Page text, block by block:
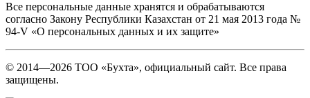
Все персональные данные хранятся и обрабатываются
согласно Закону Республики Казахстан от 21 мая 2013 года №
94-V «О персональных данных и их защите»
© 2014—2026 ТОО «Бухта», официальный сайт. Все права
защищены.